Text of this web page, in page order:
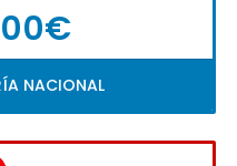
NACIONAL